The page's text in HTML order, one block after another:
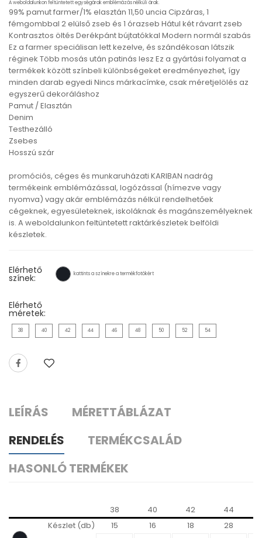
A weboldalunkon feltüntetett egységárak emblémázás nélküli árak.
99% pamut farmer/1% elasztán 11,50 uncia Cipzáras, 1
fémgombbal 2 elülső zseb és 1 órazseb Hátul két rávarrt zseb
Kontrasztos öltés Derékpánt bújtatókkal Modern normál szabás
Ez a farmer speciálisan lett kezelve, és szándékosan látszik
réginek Több mosás után patinás lesz Ez a gyártási folyamat a
termékek között színbeli különbségeket eredményezhet, így
minden darab egyedi Nincs márkacímke, csak méretjelölés az
egyszerű dekoráláshoz
Pamut / Elasztán
Denim
Testhezálló
Zsebes
Hosszú szár
promóciós, céges és munkaruházati KARIBAN nadrág
termékeink emblémázással, logózással (hímezve vagy
nyomva) vagy akár emblémázás nélkül rendelhetőek
cégeknek, egyesületeknek, iskoláknak és magánszemélyeknek
is. A weboldalunkon feltüntetett raktárkészletek belföldi
készletek.
Elérhető
színek: kattints a színekre a termékfotókért
Elérhető
méretek:
38 40 42 44 46 48 50 52 54
LEÍRÁS
MÉRETTÁBLÁZAT
RENDELÉS
TERMÉKCSALÁD
HASONLÓ TERMÉKEK
38 40 42 44
Készlet (db) 15 16 18
28